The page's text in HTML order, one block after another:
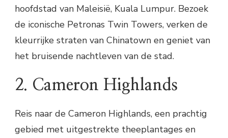
hoofdstad van Maleisië, Kuala Lumpur. Bezoek
de iconische Petronas Twin Towers, verken de
kleurrijke straten van Chinatown en geniet van
het bruisende nachtleven van de stad.
2. Cameron Highlands
Reis naar de Cameron Highlands, een prachtig
gebied met uitgestrekte theeplantages en